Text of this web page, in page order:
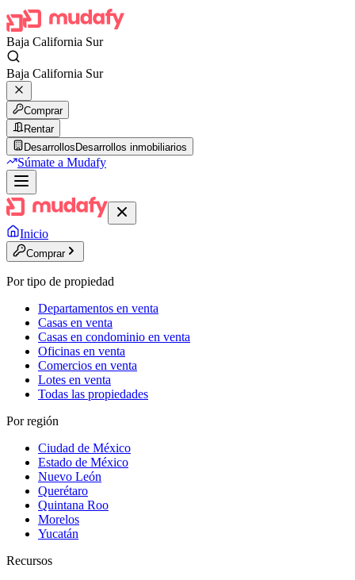
Baja California Sur
Baja California Sur
Comprar
Rentar
Desarrollos Desarrollos inmobiliarios
Súmate a Mudafy
Inicio
Comprar
Por tipo de propiedad
Departamentos en venta
Casas en venta
Casas en condominio en venta
Oficinas en venta
Comercios en venta
Lotes en venta
Todas las propiedades
Por región
Ciudad de México
Estado de México
Nuevo León
Querétaro
Quintana Roo
Morelos
Yucatán
Recursos